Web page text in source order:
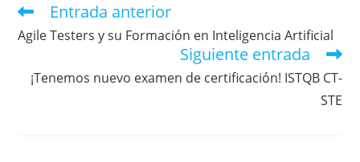
Entrada anterior
Agile Testers y su Formación en Inteligencia Artificial
Siguiente entrada
¡Tenemos nuevo examen de certificación! ISTQB CT-
STE